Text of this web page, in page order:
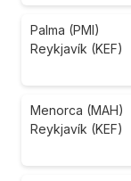
Palma (PMI)
Reykjavík (KEF)
Menorca (MAH)
Reykjavík (KEF)